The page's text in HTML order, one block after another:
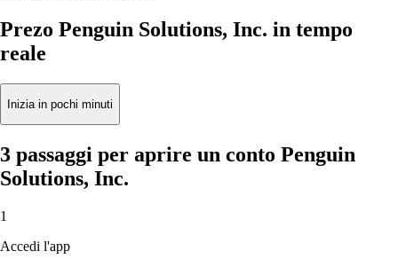
Prezo Penguin Solutions, Inc. in tempo
reale
Inizia in pochi minuti
3 passaggi per aprire un conto Penguin
Solutions, Inc.
1
Accedi l'app